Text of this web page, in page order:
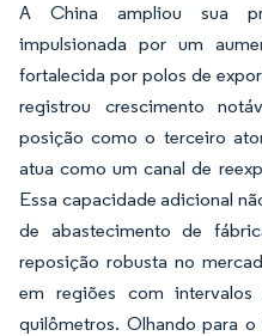
A China ampliou sua
impulsionada por um
fortalecida por polos de
registrou crescimento
posição como o terceiro
atua como um canal de
Essa capacidade adicional
de abastecimento de
reposição robusta no
em regiões com
quilômetros. Olhando para